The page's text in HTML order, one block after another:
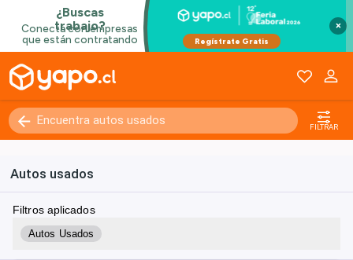
×
FILTRAR
Autos usados
Filtros aplicados
Autos Usados